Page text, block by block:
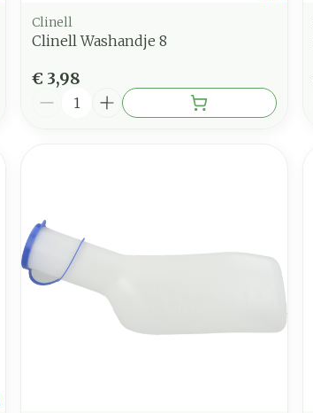
Clinell
Clinell Washandje 8
€ 3,98
Aantal